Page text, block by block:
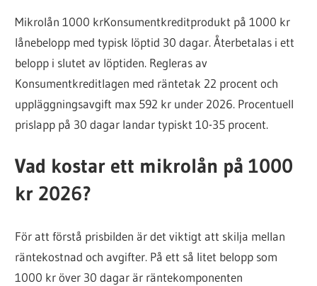
Mikrolån 1000 krKonsumentkreditprodukt på 1000 kr
lånebelopp med typisk löptid 30 dagar. Återbetalas i ett
belopp i slutet av löptiden. Regleras av
Konsumentkreditlagen med räntetak 22 procent och
uppläggningsavgift max 592 kr under 2026. Procentuell
prislapp på 30 dagar landar typiskt 10-35 procent.
Vad kostar ett mikrolån på 1000
kr 2026?
För att förstå prisbilden är det viktigt att skilja mellan
räntekostnad och avgifter. På ett så litet belopp som
1000 kr över 30 dagar är räntekomponenten